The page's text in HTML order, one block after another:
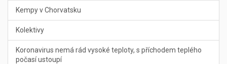
Kempy v Chorvatsku
Kolektivy
Koronavirus nemá rád vysoké teploty, s příchodem teplého
počasí ustoupí